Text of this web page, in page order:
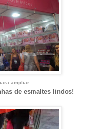
ampliar
de esmaltes lindos!